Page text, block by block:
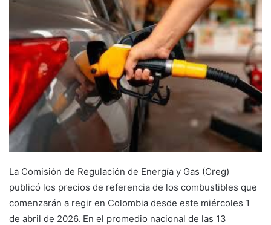
La Comisión de Regulación de Energía y Gas (Creg)
publicó los precios de referencia de los combustibles que
comenzarán a regir en Colombia desde este miércoles 1
de abril de 2026. En el promedio nacional de las 13